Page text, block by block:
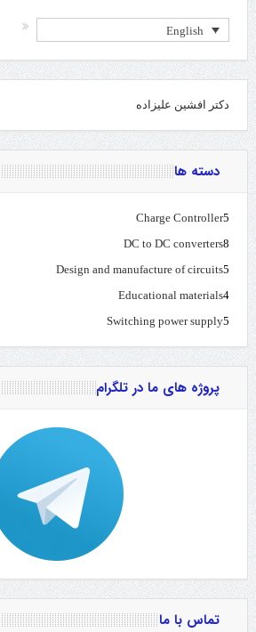
English
دکتر افشین علیزاده
دسته ها
Charge Controller5
DC to DC converters8
Design and manufacture of circuits5
Educational materials4
Switching power supply5
پروژه های ما در تلگرام
تماس با ما